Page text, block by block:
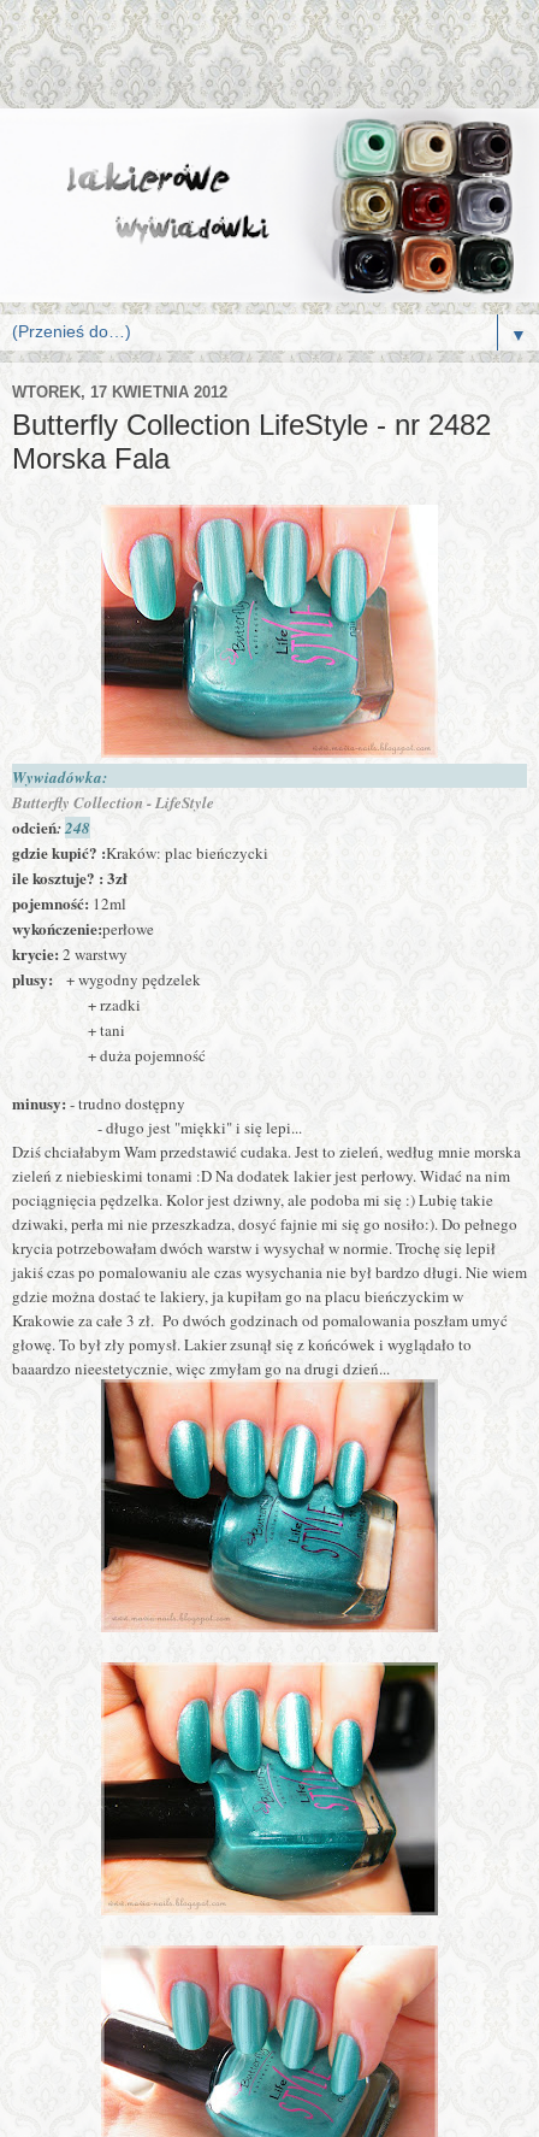
▼
WTOREK, 17 KWIETNIA 2012
Butterfly Collection LifeStyle - nr 2482
Morska Fala
Wywiadówka:
Butterfly Collection - LifeStyle
odcień:248
gdzie kupić? :Kraków: plac bieńczycki
ile kosztuje? : 3zł
pojemność: 12ml
wykończenie:perłowe
krycie: 2 warstwy
plusy: + wygodny pędzelek
+ rzadki
+ tani
+ duża pojemność
minusy:- trudno dostępny
- długo jest "miękki" i się lepi...
Dziś chciałabym Wam przedstawić cudaka. Jest to zieleń, według mnie morska
zieleń z niebieskimi tonami :D Na dodatek lakier jest perłowy. Widać na nim
pociągnięcia pędzelka. Kolor jest dziwny, ale podoba mi się :) Lubię takie
dziwaki, perła mi nie przeszkadza, dosyć fajnie mi się go nosiło:). Do pełnego
krycia potrzebowałam dwóch warstw i wysychał w normie. Trochę się lepił
jakiś czas po pomalowaniu ale czas wysychania nie był bardzo długi. Nie wiem
gdzie można dostać te lakiery, ja kupiłam go na placu bieńczyckim w
Krakowie za całe 3 zł. Po dwóch godzinach od pomalowania poszłam umyć
głowę. To był zły pomysł. Lakier zsunął się z końcówek i wyglądało to
baaardzo nieestetycznie, więc zmyłam go na drugi dzień...